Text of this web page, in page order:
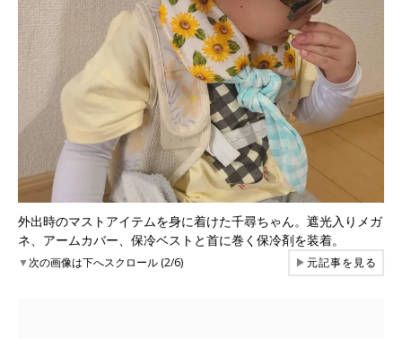
外出時のマストアイテムを身に着けた千尋ちゃん。遮光入りメガ
ネ、アームカバー、保冷ベストと首に巻く保冷剤を装着。
▼次の画像は下へスクロール (2/6) ▶元記事を見る